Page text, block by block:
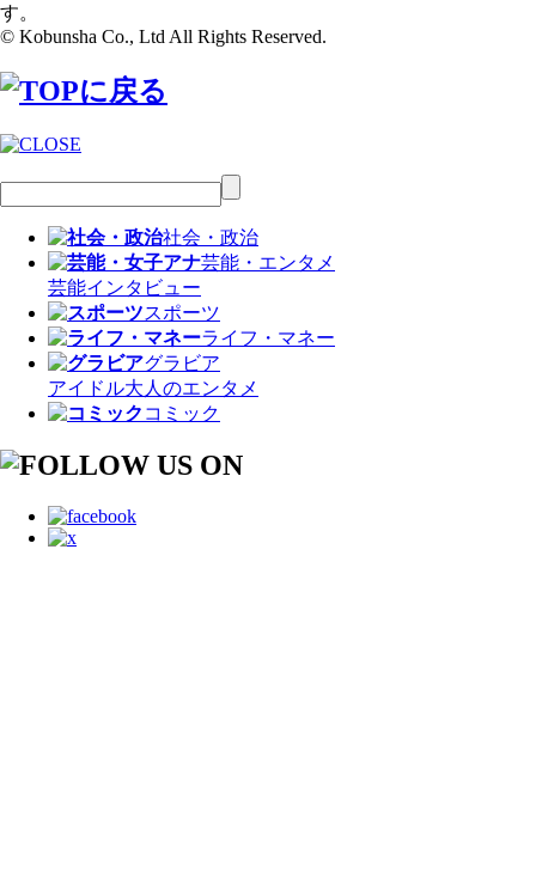
す。
© Kobunsha Co., Ltd All Rights Reserved.
社会・政治
芸能・エンタメ
芸能インタビュー
スポーツ
ライフ・マネー
グラビア
アイドル大人のエンタメ
コミック